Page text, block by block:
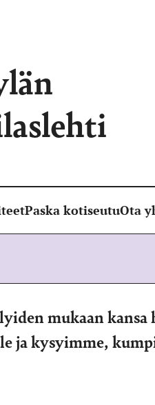
Paska kotiseutuOta
mukaan
ja kysyimme,